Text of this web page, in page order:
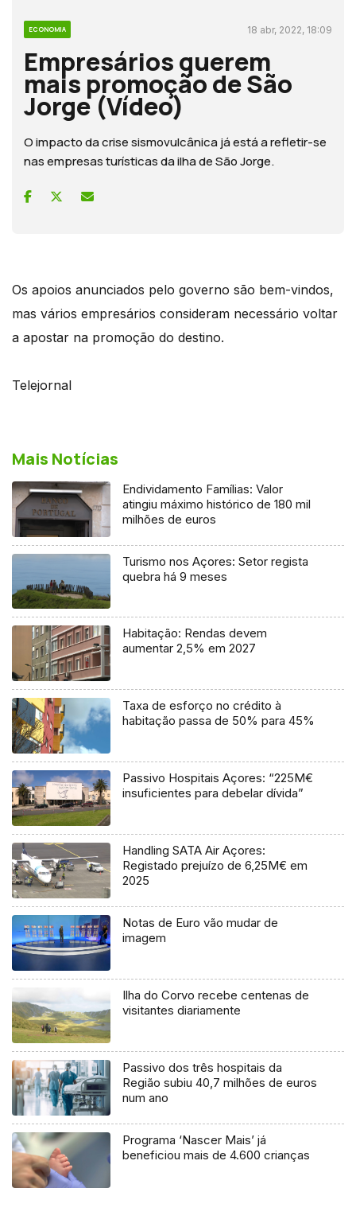
ECONOMIA 18 abr, 2022, 18:09
Empresários querem
mais promoção de São
Jorge (Vídeo)
O impacto da crise sismovulcânica já está a refletir-se
nas empresas turísticas da ilha de São Jorge.
Os apoios anunciados pelo governo são bem-vindos,
mas vários empresários consideram necessário voltar
a apostar na promoção do destino.
Telejornal
Mais Notícias
Endividamento Famílias: Valor
atingiu máximo histórico de 180 mil
milhões de euros
Turismo nos Açores: Setor regista
quebra há 9 meses
Habitação: Rendas devem
aumentar 2,5% em 2027
Taxa de esforço no crédito à
habitação passa de 50% para 45%
Passivo Hospitais Açores: “225M€
insuficientes para debelar dívida”
Handling SATA Air Açores:
Registado prejuízo de 6,25M€ em
2025
Notas de Euro vão mudar de
imagem
Ilha do Corvo recebe centenas de
visitantes diariamente
Passivo dos três hospitais da
Região subiu 40,7 milhões de euros
num ano
Programa ‘Nascer Mais’ já
beneficiou mais de 4.600 crianças